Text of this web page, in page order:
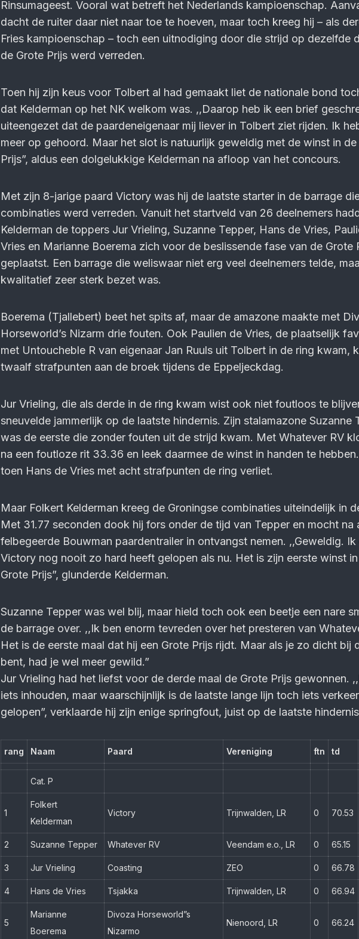
Rinsumageest. Vooral wat betreft het Nederlands kampioenschap.
dacht de ruiter daar niet naar toe te hoeven, maar toch kreeg hij – als
Fries kampioenschap – toch een uitnodiging door die strijd op dezelfde
de Grote Prijs werd verreden.
Toen hij zijn keus voor Tolbert al had gemaakt liet de nationale bond
dat Kelderman op het NK welkom was. ,,Daarop heb ik een brief
uiteengezet dat de paardeneigenaar mij liever in Tolbert ziet rijden. Ik
meer op gehoord. Maar het slot is natuurlijk geweldig met de winst in de
Prijs”, aldus een dolgelukkige Kelderman na afloop van het concours.
Met zijn 8-jarige paard Victory was hij de laatste starter in de barrage
combinaties werd verreden. Vanuit het startveld van 26 deelnemers
Kelderman de toppers Jur Vrieling, Suzanne Tepper, Hans de Vries,
Vries en Marianne Boerema zich voor de beslissende fase van de Grote
geplaatst. Een barrage die weliswaar niet erg veel deelnemers telde,
kwalitatief zeer sterk bezet was.
Boerema (Tjallebert) beet het spits af, maar de amazone maakte met
Horseworld’s Nizarm drie fouten. Ook Paulien de Vries, de plaatselijk
met Untoucheble R van eigenaar Jan Ruuls uit Tolbert in de ring kwam,
twaalf strafpunten aan de broek tijdens de Eppeljeckdag.
Jur Vrieling, die als derde in de ring kwam wist ook niet foutloos te
sneuvelde jammerlijk op de laatste hindernis. Zijn stalamazone Suzanne
was de eerste die zonder fouten uit de strijd kwam. Met Whatever RV
na een foutloze rit 33.36 en leek daarmee de winst in handen te
toen Hans de Vries met acht strafpunten de ring verliet.
Maar Folkert Kelderman kreeg de Groningse combinaties uiteindelijk in
Met 31.77 seconden dook hij fors onder de tijd van Tepper en mocht na
felbegeerde Bouwman paardentrailer in ontvangst nemen. ,,Geweldig.
Victory nog nooit zo hard heeft gelopen als nu. Het is zijn eerste winst in
Grote Prijs”, glunderde Kelderman.
Suzanne Tepper was wel blij, maar hield toch ook een beetje een nare
de barrage over. ,,Ik ben enorm tevreden over het presteren van
Het is de eerste maal dat hij een Grote Prijs rijdt. Maar als je zo dicht bij
bent, had je wel meer gewild.”
Jur Vrieling had het liefst voor de derde maal de Grote Prijs gewonnen.
iets inhouden, maar waarschijnlijk is de laatste lange lijn toch iets
gelopen”, verklaarde hij zijn enige springfout, juist op de laatste
rang Naam Paard Vereniging ftn td
Cat. P
1
Folkert
Kelderman
Victory Trijnwalden, LR 0 70.53
2 Suzanne Tepper Whatever RV Veendam e.o., LR 0 65.15
3 Jur Vrieling Coasting ZEO 0 66.78
4 Hans de Vries Tsjakka Trijnwalden, LR 0 66.94
5
Marianne
Boerema
Divoza Horseworld”s
Nizarmo
Nienoord, LR 0 66.24